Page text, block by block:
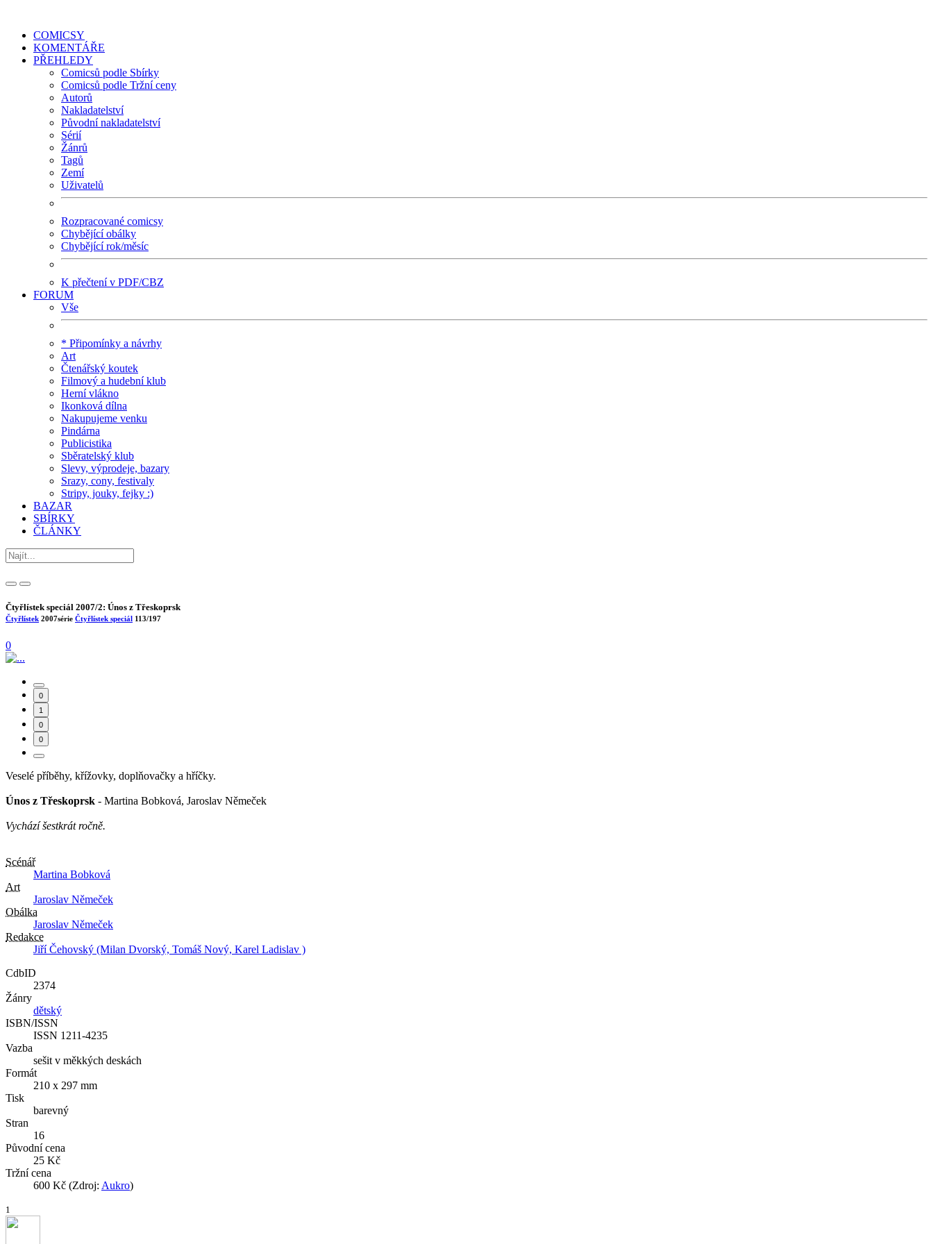
COMICSY
KOMENTÁŘE
PŘEHLEDY
Comicsů podle Sbírky
Comicsů podle Tržní ceny
Autorů
Nakladatelství
Původní nakladatelství
Sérií
Žánrů
Tagů
Zemí
Uživatelů
Rozpracované comicsy
Chybějící obálky
Chybějící rok/měsíc
K přečtení v PDF/CBZ
FORUM
Vše
* Připomínky a návrhy
Art
Čtenářský koutek
Filmový a hudební klub
Herní vlákno
Ikonková dílna
Nakupujeme venku
Pindárna
Publicistika
Sběratelský klub
Slevy, výprodeje, bazary
Srazy, cony, festivaly
Stripy, jouky, fejky :)
BAZAR
SBÍRKY
ČLÁNKY
Čtyřlístek speciál 2007/2: Únos z Třeskoprsk
Čtyřlístek 2007série Čtyřlístek speciál 113/197
0
0
1
0
0
Veselé příběhy, křížovky, doplňovačky a hříčky.
Únos z Třeskoprsk - Martina Bobková, Jaroslav Němeček
Vychází šestkrát ročně.
Scénář
Martina Bobková
Art
Jaroslav Němeček
Obálka
Jaroslav Němeček
Redakce
Jiří Čehovský (Milan Dvorský, Tomáš Nový, Karel Ladislav )
CdbID
2374
Žánry
dětský
ISBN/ISSN
ISSN 1211-4235
Vazba
sešit v měkkých deskách
Formát
210 x 297 mm
Tisk
barevný
Stran
16
Původní cena
25 Kč
Tržní cena
600 Kč (Zdroj: Aukro)
1